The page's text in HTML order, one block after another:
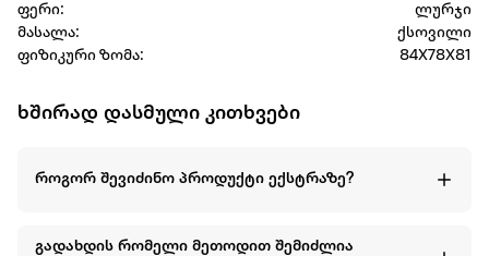
ფერი:
ლურჯი
მასალა:
ქსოვილი
ფიზიკური ზომა:
84X78X81
ხშირად დასმული კითხვები
როგორ შევიძინო პროდუქტი ექსტრაზე?
გადახდის რომელი მეთოდით შემიძლია